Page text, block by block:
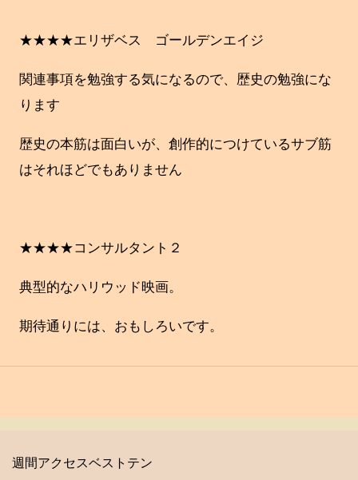
★★★★エリザベス ゴールデンエイジ
関連事項を勉強する気になるので、歴史の勉強にな
ります
歴史の本筋は面白いが、創作的につけているサブ筋
はそれほどでもありません
★★★★コンサルタント２
典型的なハリウッド映画。
期待通りには、おもしろいです。
週間アクセスベストテン